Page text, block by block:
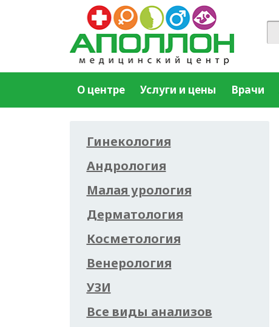
О центре Услуги и цены Врачи
Гинекология
Андрология
Малая урология
Дерматология
Косметология
Венерология
УЗИ
Все виды анализов